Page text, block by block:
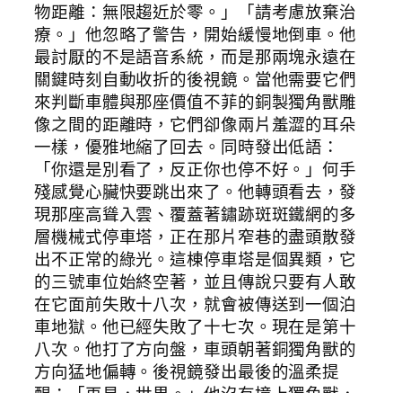
物距離：無限趨近於零。」「請考慮放棄治
療。」他忽略了警告，開始緩慢地倒車。他
最討厭的不是語音系統，而是那兩塊永遠在
關鍵時刻自動收折的後視鏡。當他需要它們
來判斷車體與那座價值不菲的銅製獨角獸雕
像之間的距離時，它們卻像兩片羞澀的耳朵
一樣，優雅地縮了回去。同時發出低語：
「你還是別看了，反正你也停不好。」何手
殘感覺心臟快要跳出來了。他轉頭看去，發
現那座高聳入雲、覆蓋著鏽跡斑斑鐵網的多
層機械式停車塔，正在那片窄巷的盡頭散發
出不正常的綠光。這棟停車塔是個異類，它
的三號車位始終空著，並且傳說只要有人敢
在它面前失敗十八次，就會被傳送到一個泊
車地獄。他已經失敗了十七次。現在是第十
八次。他打了方向盤，車頭朝著銅獨角獸的
方向猛地偏轉。後視鏡發出最後的溫柔提